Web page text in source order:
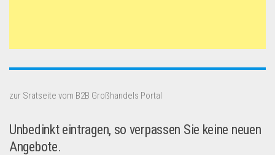
zur Sratseite vom B2B Großhandels Portal
Unbedinkt eintragen, so verpassen Sie keine neuen
Angebote.